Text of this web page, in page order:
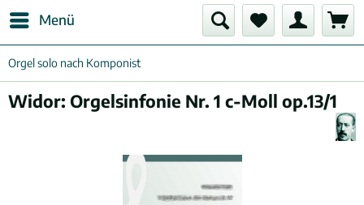
Menü
Orgel solo nach Komponist
Widor: Orgelsinfonie Nr. 1 c-Moll op.13/1